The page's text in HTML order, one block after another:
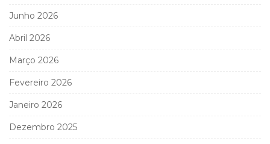
Junho 2026
Abril 2026
Março 2026
Fevereiro 2026
Janeiro 2026
Dezembro 2025